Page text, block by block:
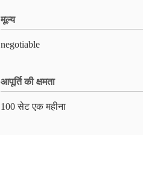
मूल्य
negotiable
आपूर्ति की क्षमता
100 सेट एक महीना